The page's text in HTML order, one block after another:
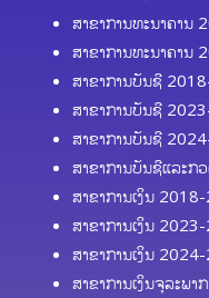
ສາຂາການທະນາຄານ
ສາຂາການທະນາຄານ
ສາຂາການບັນຊີ
ສາຂາການບັນຊີ
ສາຂາການບັນຊີ
ສາຂາການບັນຊີແລະ
ສາຂາການເງິນ
ສາຂາການເງິນ
ສາຂາການເງິນ
ສາຂາການເງິນຈຸລະພ